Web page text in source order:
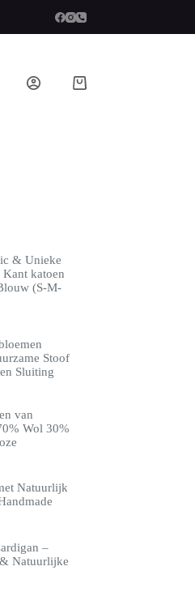
Winkelwagen
& Unieke
Kant katoen
(S-M-
Stoof
Sluiting
van
Wol 30%
Natuurlijk
–
Natuurlijke